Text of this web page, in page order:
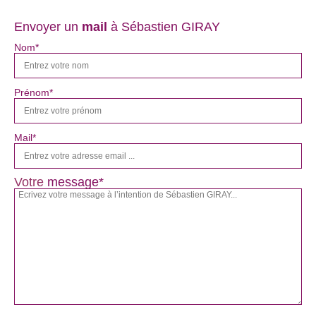
Envoyer un mail à Sébastien GIRAY
Nom*
Prénom*
Mail*
Votre message*